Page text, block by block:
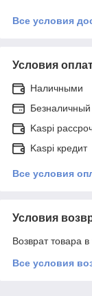
Все условия
Условия
Наличными
Безналичный
Kaspi
Kaspi кредит
Все условия
Условия
Возврат товара
Все условия